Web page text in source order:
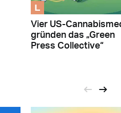
L
Vier US-
gründen das „Green
Press Collective“